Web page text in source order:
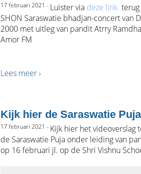
17 februari 2021 - Luister via deze link
SHON Saraswatie bhadjan-concert van
2000 met uitleg van pandit Atrry
Amor FM
Lees meer ›
Kijk hier de Saraswatie
17 februari 2021 - Kijk hier het videoverslag
de Saraswatie Puja onder leiding van
op 16 februari jl. op de Shri Vishnu